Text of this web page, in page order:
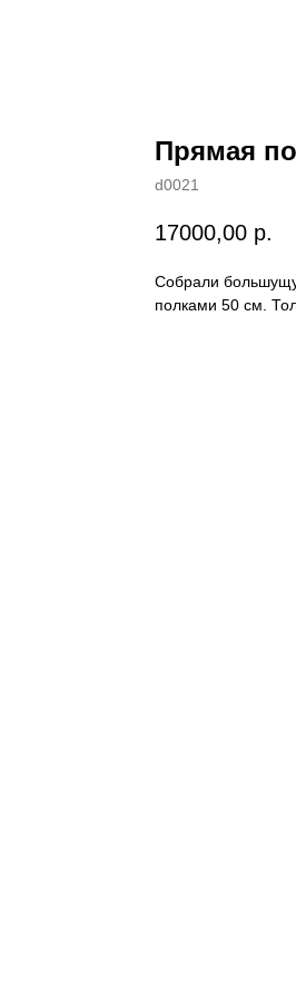
Прямая
d0021
17000,00 р.
Собрали
полками 50 см.